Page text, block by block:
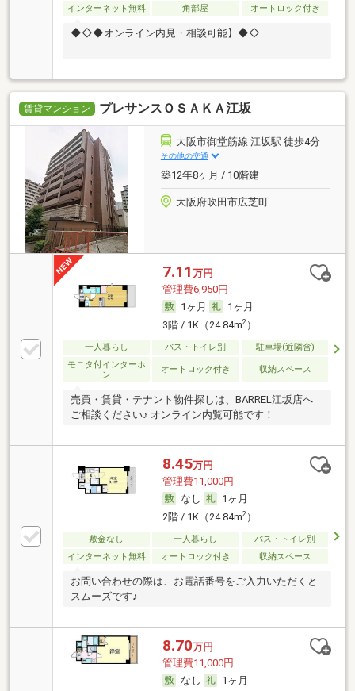
インターネット無料
角部屋 オートロック付き
◆◇◆オンライン内見・相談可能】◆◇
賃貸マンション プレサンスＯＳＡＫＡ江坂
大阪市御堂筋線 江坂駅 徒歩4分
その他の交通
築12年8ヶ月 / 10階建
大阪府吹田市広芝町
7.11 万円
管理費6,950円
1ヶ月
1ヶ月
3階 / 1K（24.84m2）
一人暮らし バス・トイレ別
駐車場(近隣含)
モニタ付インターホ
ン
オートロック付き 収納スペース
売買・賃貸・テナント物件探しは、BARREL江坂店へ
ご相談ください♪ オンライン内覧可能です！
8.45万円
管理費11,000円
なし
1ヶ月
2階 / 1K（24.84m2）
敷金なし 一人暮らし
バス・トイレ別
インターネット無料
オートロック付き 収納スペース
お問い合わせの際は、お電話番号をご入力いただくと
スムーズです♪
8.70万円
管理費11,000円
なし
1ヶ月